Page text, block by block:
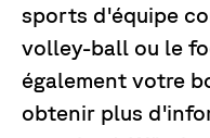
sports d'équipe
volley-ball ou le
également votre
obtenir plus